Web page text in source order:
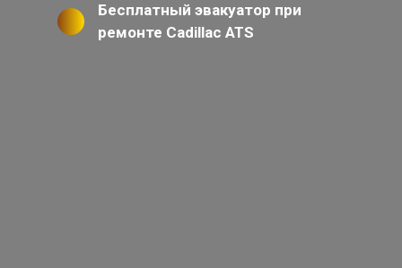
Бесплатный эвакуатор при
ремонте Cadillac ATS